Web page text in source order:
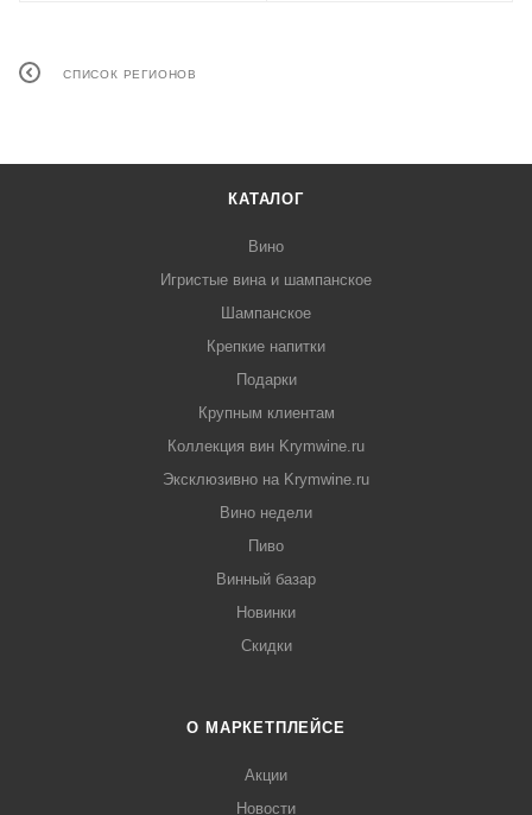
СПИСОК РЕГИОНОВ
КАТАЛОГ
Вино
Игристые вина и шампанское
Шампанское
Крепкие напитки
Подарки
Крупным клиентам
Коллекция вин Krymwine.ru
Эксклюзивно на Krymwine.ru
Вино недели
Пиво
Винный базар
Новинки
Скидки
О МАРКЕТПЛЕЙСЕ
Акции
Новости